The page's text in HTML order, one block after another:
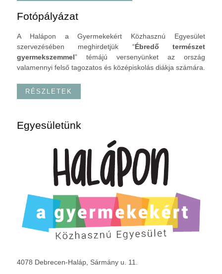
Fotópályázat
A Halápon a Gyermekekért Közhasznú Egyesület
szervezésében meghirdetjük “Ébredő természet
gyermekszemmel” témájú versenyünket az ország
valamennyi felső tagozatos és középiskolás diákja számára.
RÉSZLETEK
Egyesületünk
4078 Debrecen-Haláp, Sármány u. 11.